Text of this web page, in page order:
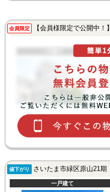
会員限定 【会員様限定で公開中！】
値下がり さいたま市緑区原山21期
一戸建て